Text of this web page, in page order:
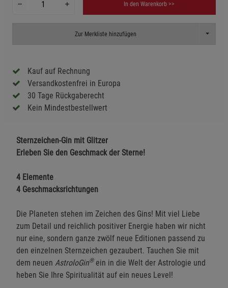
In den Warenkorb >>
Zur Merkliste hinzufügen Toggle
Kauf auf Rechnung
Versandkostenfrei in Europa
30 Tage Rückgaberecht
Kein Mindestbestellwert
Sternzeichen-Gin mit Glitzer
Erleben Sie den Geschmack der Sterne!
4 Elemente
4 Geschmacksrichtungen
Die Planeten stehen im Zeichen des Gins! Mit viel Liebe
zum Detail und reichlich positiver Energie haben wir nicht
nur eine, sondern ganze zwölf neue Editionen passend zu
den einzelnen Sternzeichen gezaubert. Tauchen Sie mit
dem neuen AstroloGin® ein in die Welt der Astrologie und
heben Sie Ihre Spiritualität auf ein neues Level!